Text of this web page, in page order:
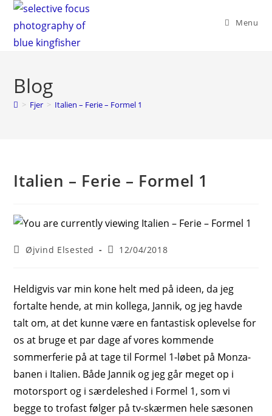
Skip
content
Menu
Blog
> Fjer > Italien – Ferie – Formel 1
Italien – Ferie – Formel 1
PostØjvind Elsested
Post12/04/2018
Heldigvis var min kone helt med på ideen, da jeg
fortalte hende, at min kollega, Jannik, og jeg havde
talt om, at det kunne være en fantastisk oplevelse for
os at bruge et par dage af vores kommende
sommerferie på at tage til Formel 1-løbet på Monza-
banen i Italien. Både Jannik og jeg går meget op i
motorsport og i særdeleshed i Formel 1, som vi
begge to trofast følger på tv-skærmen hele sæsonen